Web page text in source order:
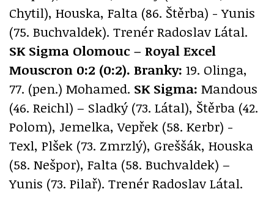
Chytil), Houska, Falta (86. Štěrba) - Yunis
(75. Buchvaldek). Trenér Radoslav Látal.
SK Sigma Olomouc – Royal Excel
Mouscron 0:2 (0:2). Branky: 19. Olinga,
77. (pen.) Mohamed. SK Sigma: Mandous
(46. Reichl) – Sladký (73. Látal), Štěrba (42.
Polom), Jemelka, Vepřek (58. Kerbr) -
Texl, Plšek (73. Zmrzlý), Greššák, Houska
(58. Nešpor), Falta (58. Buchvaldek) –
Yunis (73. Pilař). Trenér Radoslav Látal.